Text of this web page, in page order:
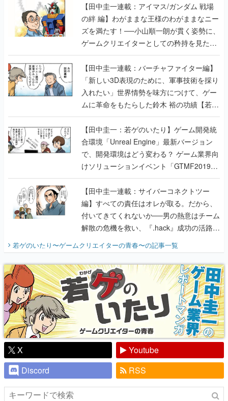
【田中圭一連載：アイマス/ガンダム 戦場
の絆 編】わがままな王様のわがままなニー
ズを満たす！──小山順一朗が貫く姿勢に、
ゲームクリエイターとしての矜持を見た
【若ゲのいたり最終回】
【田中圭一連載：バーチャファイター編】
「新しい3D表現のために、軍事技術を採り
入れたい」世界情勢を味方につけて、ゲー
ムに革命をもたらした鈴木 裕の功績【若ゲ
のいたり】
【田中圭一：若ゲのいたり】ゲーム開発統
合環境「Unreal Engine」最新バージョン
で、開発環境はどう変わる？ ゲーム業界向
けソリューションイベント「GTMF2019」
に行って、より理解を深めよう【PR】
【田中圭一連載：サイバーコネクトツー
編】すべての責任はオレが取る。だから、
付いてきてくれないか──男の熱意はチーム
解散の危機を救い、『.hack』成功の活路を
開く。業界の快男児・松山 洋に流れる血は
『少年ジャンプ』色だった【若ゲのいた
り】
若ゲのいたり〜ゲームクリエイターの青春〜の記事一覧
X
Youtube
Discord
RSS